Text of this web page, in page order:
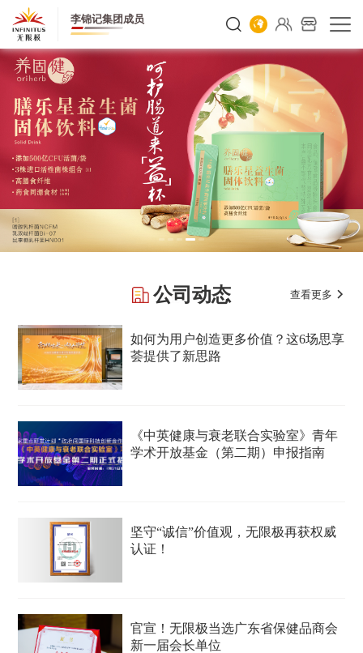
李锦记集团成员
NEWS
公司动态 查看更多
如何为用户创造更多价值？这6场思享
荟提供了新思路
《中英健康与衰老联合实验室》青年
学术开放基金（第二期）申报指南
坚守“诚信”价值观，无限极再获权威
认证！
官宣！无限极当选广东省保健品商会
新一届会长单位